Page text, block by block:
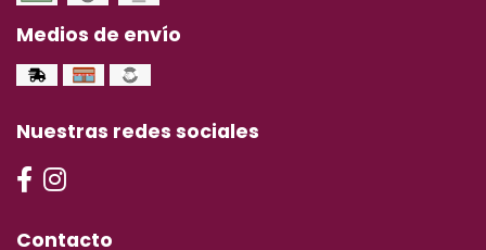
Medios de envío
Nuestras redes sociales
Contacto